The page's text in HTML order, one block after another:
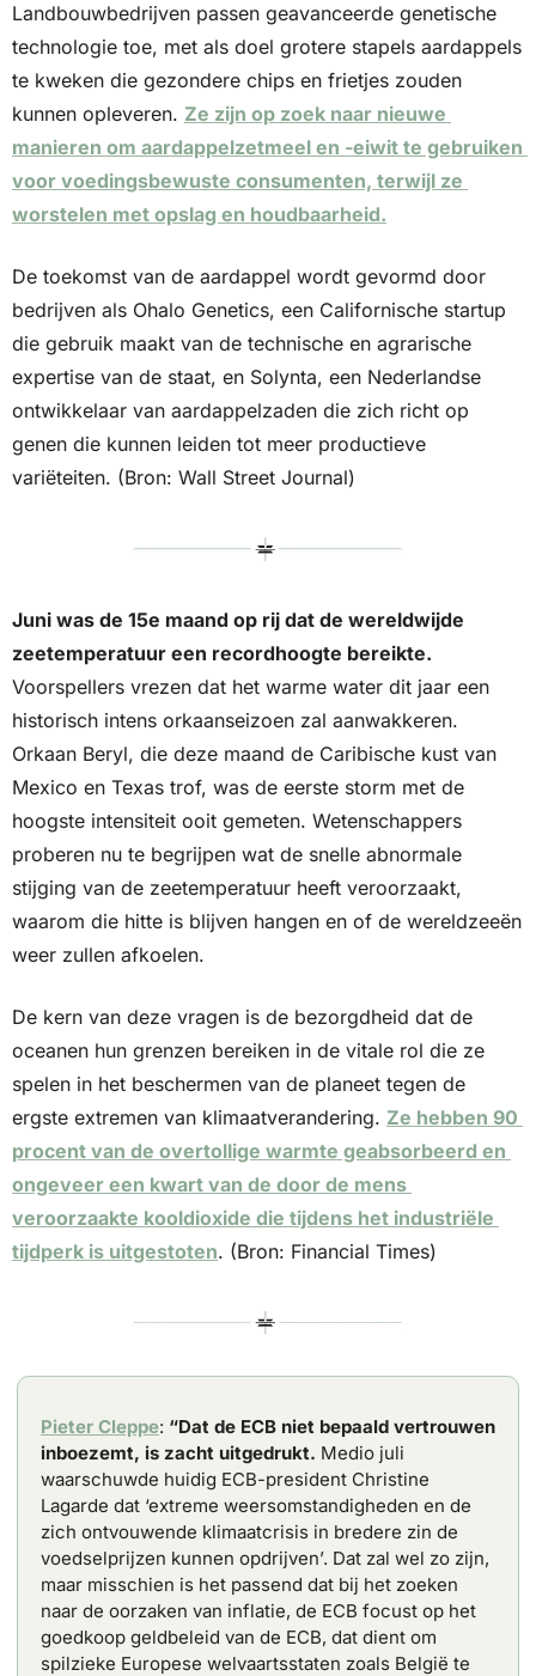
Landbouwbedrijven passen geavanceerde genetische
technologie toe, met als doel grotere stapels aardappels
te kweken die gezondere chips en frietjes zouden
kunnen opleveren. Ze zijn op zoek naar nieuwe
manieren om aardappelzetmeel en -eiwit te gebruiken
voor voedingsbewuste consumenten, terwijl ze
worstelen met opslag en houdbaarheid.
De toekomst van de aardappel wordt gevormd door
bedrijven als Ohalo Genetics, een Californische startup
die gebruik maakt van de technische en agrarische
expertise van de staat, en Solynta, een Nederlandse
ontwikkelaar van aardappelzaden die zich richt op
genen die kunnen leiden tot meer productieve
variëteiten. (Bron: Wall Street Journal)
Juni was de 15e maand op rij dat de wereldwijde
zeetemperatuur een recordhoogte bereikte.
Voorspellers vrezen dat het warme water dit jaar een
historisch intens orkaanseizoen zal aanwakkeren.
Orkaan Beryl, die deze maand de Caribische kust van
Mexico en Texas trof, was de eerste storm met de
hoogste intensiteit ooit gemeten. Wetenschappers
proberen nu te begrijpen wat de snelle abnormale
stijging van de zeetemperatuur heeft veroorzaakt,
waarom die hitte is blijven hangen en of de wereldzeeën
weer zullen afkoelen.
De kern van deze vragen is de bezorgdheid dat de
oceanen hun grenzen bereiken in de vitale rol die ze
spelen in het beschermen van de planeet tegen de
ergste extremen van klimaatverandering. Ze hebben 90
procent van de overtollige warmte geabsorbeerd en
ongeveer een kwart van de door de mens
veroorzaakte kooldioxide die tijdens het industriële
tijdperk is uitgestoten. (Bron: Financial Times)
Pieter Cleppe: “Dat de ECB niet bepaald vertrouwen
inboezemt, is zacht uitgedrukt. Medio juli
waarschuwde huidig ECB-president Christine
Lagarde dat ‘extreme weersomstandigheden en de
zich ontvouwende klimaatcrisis in bredere zin de
voedselprijzen kunnen opdrijven’. Dat zal wel zo zijn,
maar misschien is het passend dat bij het zoeken
naar de oorzaken van inflatie, de ECB focust op het
goedkoop geldbeleid van de ECB, dat dient om
spilzieke Europese welvaartsstaten zoals België te